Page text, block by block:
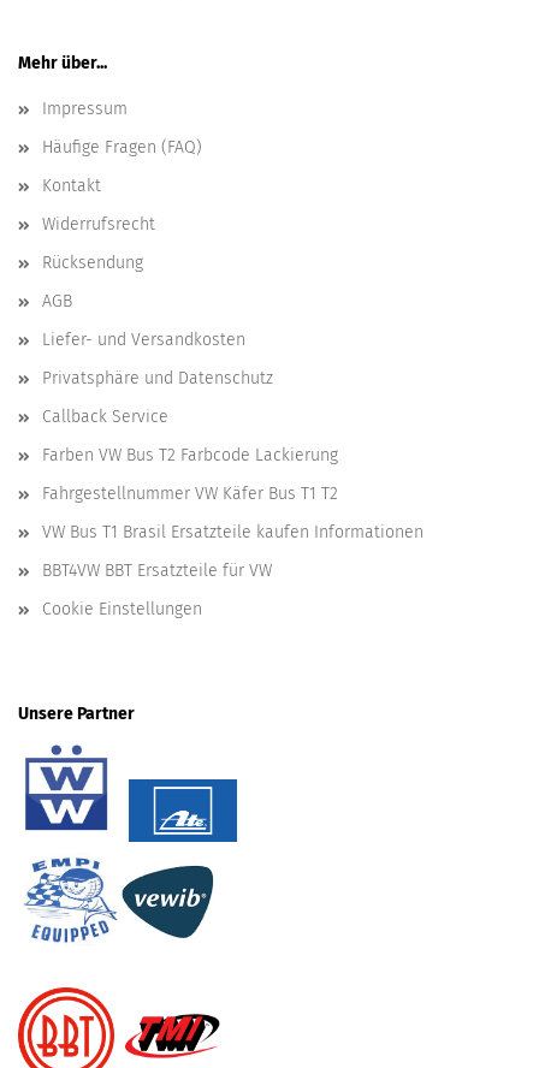
Mehr über...
Impressum
Häufige Fragen (FAQ)
Kontakt
Widerrufsrecht
Rücksendung
AGB
Liefer- und Versandkosten
Privatsphäre und Datenschutz
Callback Service
Farben VW Bus T2 Farbcode Lackierung
Fahrgestellnummer VW Käfer Bus T1 T2
VW Bus T1 Brasil Ersatzteile kaufen Informationen
BBT4VW BBT Ersatzteile für VW
Cookie Einstellungen
Unsere Partner